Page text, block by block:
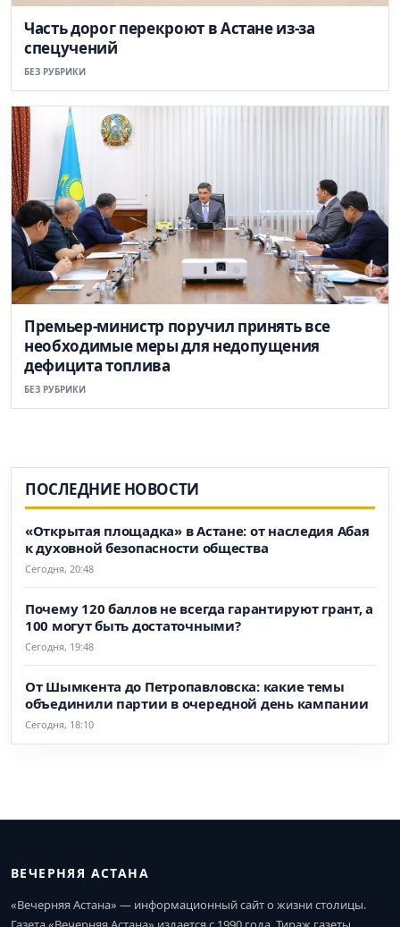
Часть дорог перекроют в Астане из-за
спецучений
БЕЗ РУБРИКИ
Премьер-министр поручил принять все
необходимые меры для недопущения
дефицита топлива
БЕЗ РУБРИКИ
ПОСЛЕДНИЕ НОВОСТИ
«Открытая площадка» в Астане: от наследия Абая
к духовной безопасности общества
Сегодня, 20:48
Почему 120 баллов не всегда гарантируют грант, а
100 могут быть достаточными?
Сегодня, 19:48
От Шымкента до Петропавловска: какие темы
объединили партии в очередной день кампании
Сегодня, 18:10
ВЕЧЕРНЯЯ АСТАНА
«Вечерняя Астана» — информационный сайт о жизни столицы.